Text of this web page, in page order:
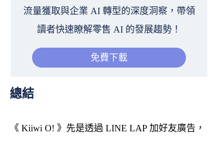
流量獲取與企業 AI 轉型的深度洞察，帶領
讀者快速瞭解零售 AI 的發展趨勢！
免費下載
總結
《 Kiiwi O! 》先是透過 LINE LAP 加好友廣告，